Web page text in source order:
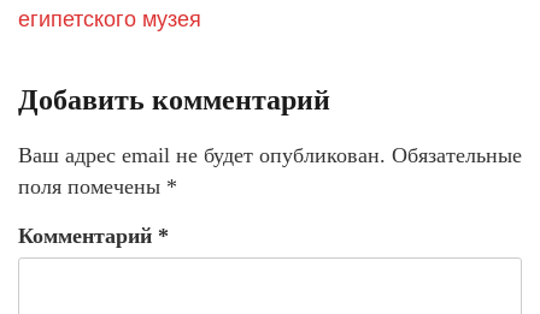
египетского музея
Добавить комментарий
Ваш адрес email не будет опубликован. Обязательные
поля помечены *
Комментарий *